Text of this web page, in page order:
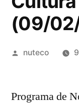
(09/
Publicada
nuteco
Programa de